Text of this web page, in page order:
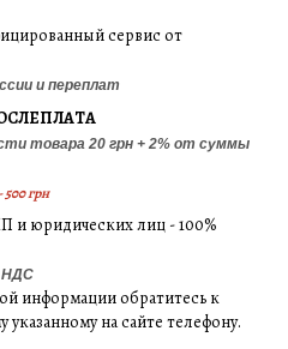
сервис от
и переплат
товара 20 грн + 2% от суммы
грн
и юридических лиц - 100%
НДС
информации обратитесь к
на сайте телефону.